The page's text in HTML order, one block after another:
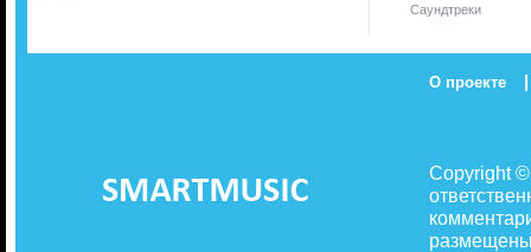
Саундтреки
О проекте |
Copyright
размещены